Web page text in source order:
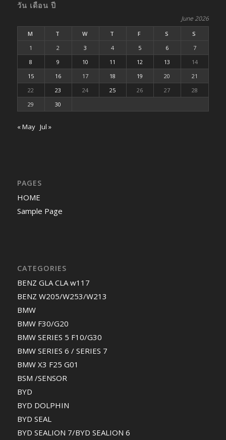
วัน เดือน ปี
June 2026
M T W T F S
S
1
2 3 4 5 6
7
8
9 10 11 12 13
14
15
16 17 18 19 20
21
22
23 24 25 26 27
28
29
30
« May Jul »
PAGES
HOME
Sample Page
CATEGORIES
BENZ GLA CLA w117
BENZ W205/W253/W213
BMW
BMW F30/G20
BMW SERIES 5 F10/G30
BMW SERIES 6 / SERIES 7
BMW X3 F25 G01
BSM /SENSOR
BYD
BYD DOLPHIN
BYD SEAL
BYD SEALION 7/BYD SEALION 6